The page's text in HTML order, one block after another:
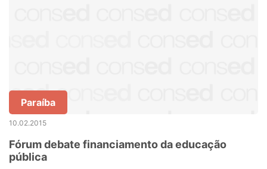
Paraíba
10.02.2015
Fórum debate financiamento da educação
pública